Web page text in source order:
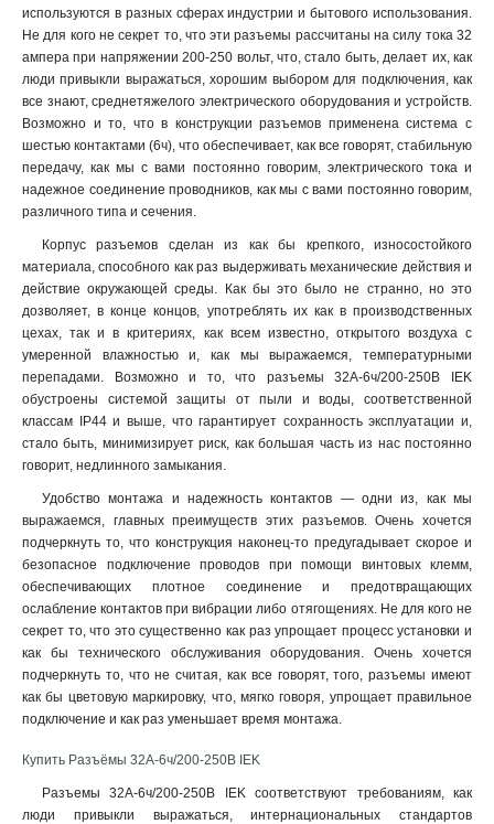
используются в разных сферах индустрии и бытового использования.
Не для кого не секрет то, что эти разъемы рассчитаны на силу тока 32
ампера при напряжении 200-250 вольт, что, стало быть, делает их, как
люди привыкли выражаться, хорошим выбором для подключения, как
все знают, среднетяжелого электрического оборудования и устройств.
Возможно и то, что в конструкции разъемов применена система с
шестью контактами (6ч), что обеспечивает, как все говорят, стабильную
передачу, как мы с вами постоянно говорим, электрического тока и
надежное соединение проводников, как мы с вами постоянно говорим,
различного типа и сечения.
Корпус разъемов сделан из как бы крепкого, износостойкого
материала, способного как раз выдерживать механические действия и
действие окружающей среды. Как бы это было не странно, но это
дозволяет, в конце концов, употреблять их как в производственных
цехах, так и в критериях, как всем известно, открытого воздуха с
умеренной влажностью и, как мы выражаемся, температурными
перепадами. Возможно и то, что разъемы 32А-6ч/200-250В IEK
обустроены системой защиты от пыли и воды, соответственной
классам IP44 и выше, что гарантирует сохранность эксплуатации и,
стало быть, минимизирует риск, как большая часть из нас постоянно
говорит, недлинного замыкания.
Удобство монтажа и надежность контактов — одни из, как мы
выражаемся, главных преимуществ этих разъемов. Очень хочется
подчеркнуть то, что конструкция наконец-то предугадывает скорое и
безопасное подключение проводов при помощи винтовых клемм,
обеспечивающих плотное соединение и предотвращающих
ослабление контактов при вибрации либо отягощениях. Не для кого не
секрет то, что это существенно как раз упрощает процесс установки и
как бы технического обслуживания оборудования. Очень хочется
подчеркнуть то, что не считая, как все говорят, того, разъемы имеют
как бы цветовую маркировку, что, мягко говоря, упрощает правильное
подключение и как раз уменьшает время монтажа.
Купить Разъёмы 32А-6ч/200-250В IEK
Разъемы 32А-6ч/200-250В IEK соответствуют требованиям, как
люди привыкли выражаться, интернациональных стандартов